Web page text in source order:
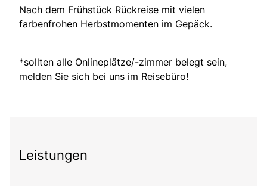
Nach dem Frühstück Rückreise mit vielen
farbenfrohen Herbstmomenten im Gepäck.
*sollten alle Onlineplätze/-zimmer belegt sein,
melden Sie sich bei uns im Reisebüro!
Leistungen